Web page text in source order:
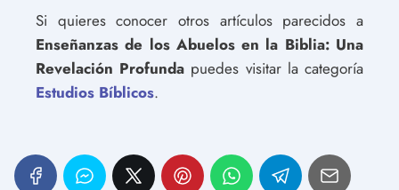
Si quieres conocer otros artículos parecidos a
Enseñanzas de los Abuelos en la Biblia: Una
Revelación Profunda puedes visitar la categoría
Estudios Bíblicos.